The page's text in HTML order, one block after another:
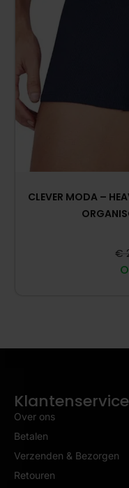
CLEVER MODA –
€
Klantenservice
Over ons
Betalen
Verzenden & Bezorgen
Retouren